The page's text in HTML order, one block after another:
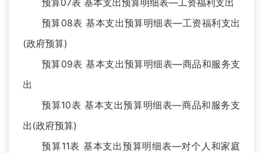
预算07表 基本支出预算明细表—工资福利支出
预算08表 基本支出预算明细表—工资福利支出
(政府预算)
预算09表 基本支出预算明细表—商品和服务支
出
预算10表 基本支出预算明细表—商品和服务支
出(政府预算)
预算11表 基本支出预算明细表—对个人和家庭